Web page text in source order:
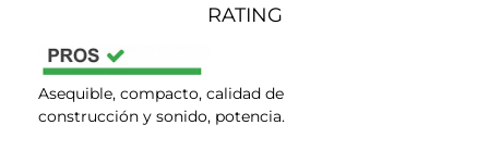
RATING
Asequible, compacto, calidad de
construcción y sonido, potencia.